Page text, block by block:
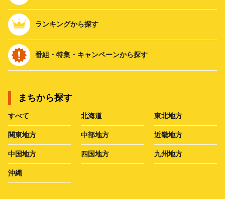
ランキングから探す
番組・特集・キャンペーンから探す
まちから探す
すべて 北海道 東北地方
関東地方 中部地方 近畿地方
中国地方 四国地方 九州地方
沖縄